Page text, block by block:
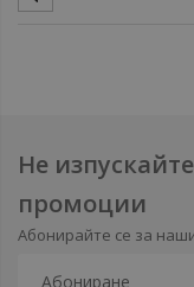
Не
промоции
Абонирайте се за